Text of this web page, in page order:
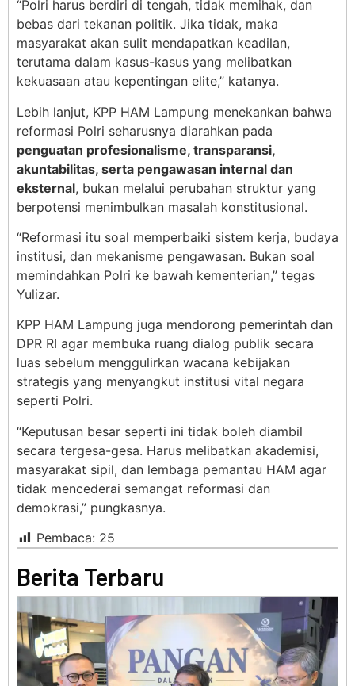
“Polri harus berdiri di tengah, tidak memihak, dan
bebas dari tekanan politik. Jika tidak, maka
masyarakat akan sulit mendapatkan keadilan,
terutama dalam kasus-kasus yang melibatkan
kekuasaan atau kepentingan elite,” katanya.
Lebih lanjut, KPP HAM Lampung menekankan bahwa
reformasi Polri seharusnya diarahkan pada
penguatan profesionalisme, transparansi,
akuntabilitas, serta pengawasan internal dan
eksternal, bukan melalui perubahan struktur yang
berpotensi menimbulkan masalah konstitusional.
“Reformasi itu soal memperbaiki sistem kerja, budaya
institusi, dan mekanisme pengawasan. Bukan soal
memindahkan Polri ke bawah kementerian,” tegas
Yulizar.
KPP HAM Lampung juga mendorong pemerintah dan
DPR RI agar membuka ruang dialog publik secara
luas sebelum menggulirkan wacana kebijakan
strategis yang menyangkut institusi vital negara
seperti Polri.
“Keputusan besar seperti ini tidak boleh diambil
secara tergesa-gesa. Harus melibatkan akademisi,
masyarakat sipil, dan lembaga pemantau HAM agar
tidak mencederai semangat reformasi dan
demokrasi,” pungkasnya.
Pembaca: 25
Berita Terbaru